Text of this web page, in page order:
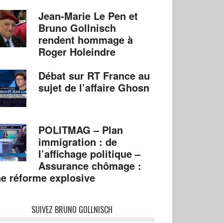
Jean-Marie Le Pen et
Bruno Gollnisch
rendent hommage à
Roger Holeindre
Débat sur RT France au
sujet de l’affaire Ghosn
POLITMAG – Plan
immigration : de
l’affichage politique –
Assurance chômage :
réforme explosive
SUIVEZ BRUNO GOLLNISCH